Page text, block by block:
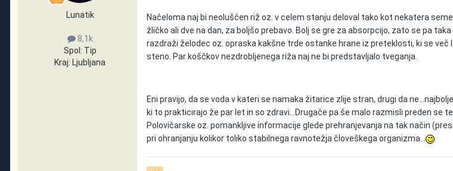
Lunatik
8,1k
Spol: Tip
Kraj: Ljubljana
Načeloma naj bi neoluščen riž oz. v celem stanju deloval tako kot nekatera
žličko ali dve na dan, za boljšo prebavo. Bolj se gre za absorpcijo, zato se pa
razdraži želodec oz. opraska kakšne trde ostanke hrane iz preteklosti, ki se več
steno. Par koščkov nezdrobljenega riža naj ne bi predstavljalo tveganja.
Eni pravijo, da se voda v kateri se namaka žitarice zlije stran, drugi da
ki to prakticirajo že par let in so zdravi...Drugače pa še malo razmisli preden se
Polovičarske oz. pomankljive informacije glede prehranjevanja na tak način
pri ohranjanju kolikor toliko stabilnega ravnotežja človeškega organizma...